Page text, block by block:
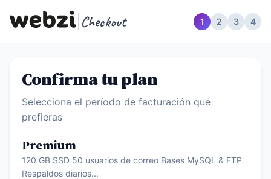
Checkout 1 2 3 4
Confirma tu plan
Selecciona el período de facturación que
prefieras
Premium
120 GB SSD 50 usuarios de correo Bases MySQL & FTP
Respaldos diarios...